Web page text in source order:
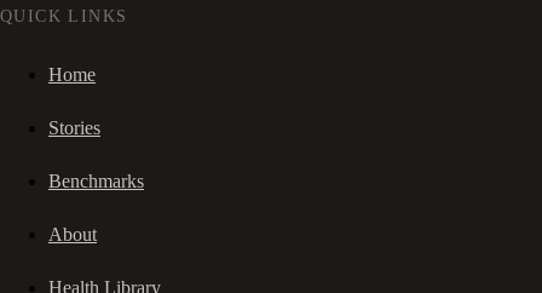
QUICK LINKS
Home
Stories
Benchmarks
About
Health Library